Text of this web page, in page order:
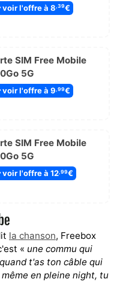
voir l'offre à 8,39€
SIM Free Mobile
5G
voir l'offre à 9 ,99€
SIM Free Mobile
5G
voir l'offre à 12,99€
la chanson, Freebox
« une commu qui
t'as ton câble qui
en pleine night, tu